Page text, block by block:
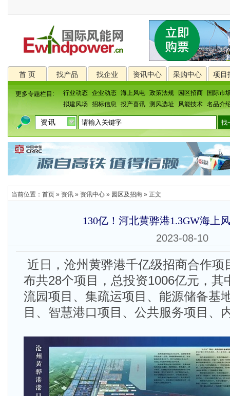
首 页 找产品 找企业 资讯中心 采购中心 项目
更多专题栏目: 行业动态 企业动态 海上风电 政策法规 园区招商
国际市
拟建风场
招标信息 投产喜讯 测风选址 风能技术 名品介
当前位置： 首页 » 资讯 » 资讯中心 » 园区及招商 » 正文
130亿！河北黄骅港1.3GW海上
2023-08-10
近日，沧州黄骅港千亿级招商合作项
布共28个项目，总投资1006亿元，其
流园项目、集疏运项目、能源储备基
目、智慧港口项目、公共服务项目、